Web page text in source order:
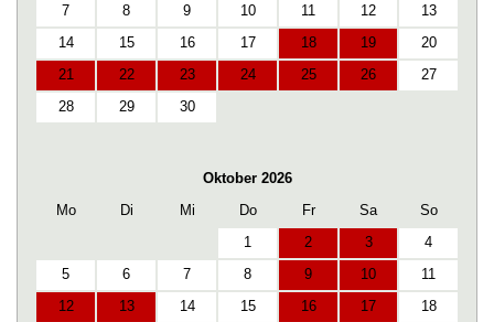
7
8 9 10 11 12
13
14
15 16 17 18 19
20
21
22 23 24 25 26
27
28
29 30
Oktober 2026
Mo
Di Mi Do Fr Sa
So
1
2 3
4
5
6 7 8 9 10
11
12
13 14 15 16 17
18